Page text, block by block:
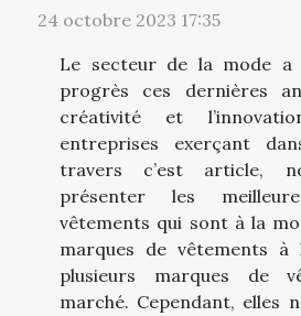
24 octobre 2023 17:35
Le secteur de la mode a
progrès ces dernières
créativité et
entreprises exerçant
travers c’est article,
présenter les
vêtements qui sont à la
marques de vêtements
plusieurs marques de
marché. Cependant, elles